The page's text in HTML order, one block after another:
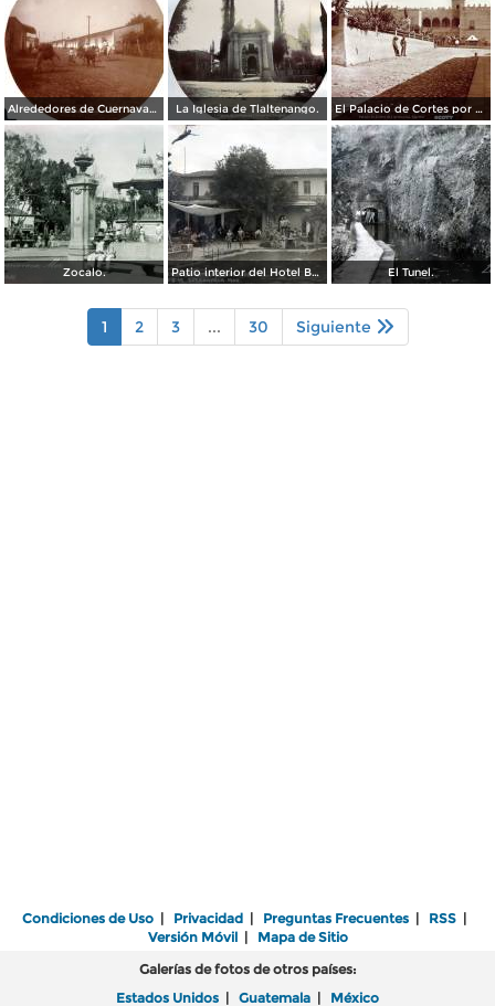
Alrededores de Cuernavaca Morelos. La Iglesia de Tlaltenango. El Palacio de Cortes por el Fotógrafo Windfield Scott.
Zocalo. Patio interior del Hotel Banos y Lido, El Tunel.
1 2 3 ... 30 Siguiente
Condiciones de Uso | Privacidad | Preguntas Frecuentes | RSS |
Versión Móvil| Mapa de Sitio
Galerías de fotos de otros países:
Estados Unidos | Guatemala | México